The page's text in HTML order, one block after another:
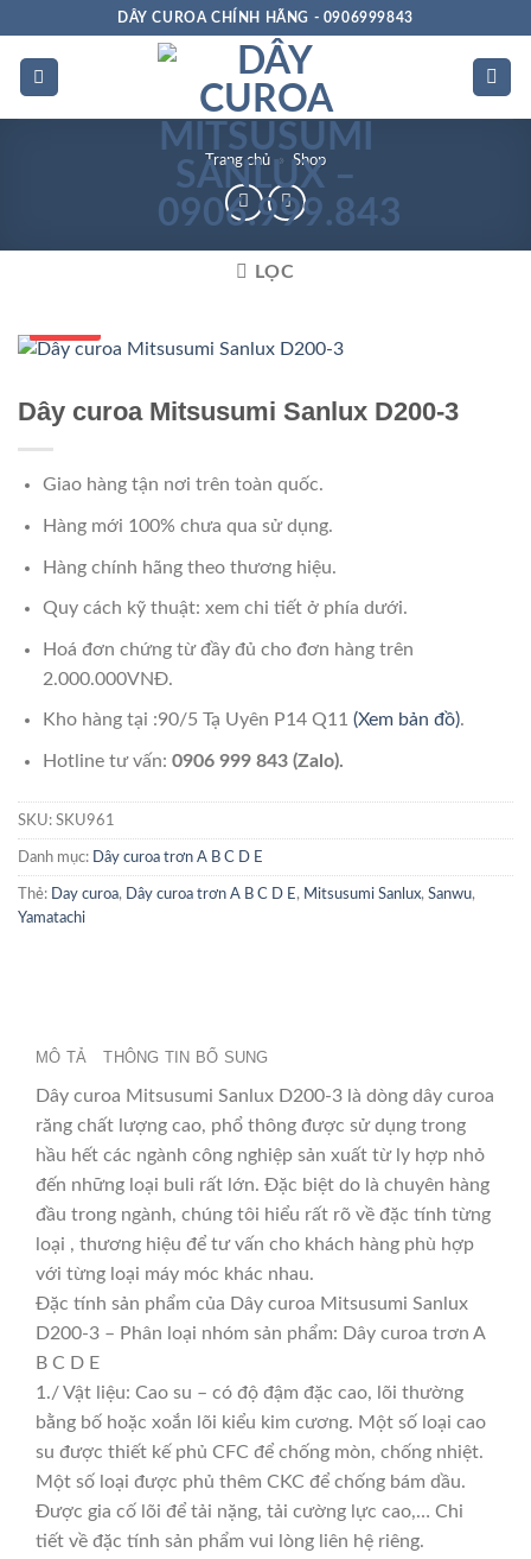
dung
DÂY CUROA CHÍNH HÃNG - 0906999843
Trang chủ » Shop
LỌC
Dây curoa Mitsusumi Sanlux D200-3
Giao hàng tận nơi trên toàn quốc.
Hàng mới 100% chưa qua sử dụng.
Hàng chính hãng theo thương hiệu.
Quy cách kỹ thuật: xem chi tiết ở phía dưới.
Hoá đơn chứng từ đầy đủ cho đơn hàng trên
2.000.000VNĐ.
Kho hàng tại :90/5 Tạ Uyên P14 Q11 (Xem bản đồ).
Hotline tư vấn: 0906 999 843 (Zalo).
SKU: SKU961
Danh mục: Dây curoa trơn A B C D E
Thẻ: Day curoa, Dây curoa trơn A B C D E , Mitsusumi Sanlux, Sanwu,
Yamatachi
MÔ TẢ THÔNG TIN BỔ SUNG
Dây curoa Mitsusumi Sanlux D200-3 là dòng dây curoa
răng chất lượng cao, phổ thông được sử dụng trong
hầu hết các ngành công nghiệp sản xuất từ ly hợp nhỏ
đến những loại buli rất lớn. Đặc biệt do là chuyên hàng
đầu trong ngành, chúng tôi hiểu rất rõ về đặc tính từng
loại , thương hiệu để tư vấn cho khách hàng phù hợp
với từng loại máy móc khác nhau.
Đặc tính sản phẩm của Dây curoa Mitsusumi Sanlux
D200-3 – Phân loại nhóm sản phẩm: Dây curoa trơn A
B C D E
1./ Vật liệu: Cao su – có độ đậm đặc cao, lõi thường
bằng bố hoặc xoắn lõi kiểu kim cương. Một số loại cao
su được thiết kế phủ CFC để chống mòn, chống nhiệt.
Một số loại được phủ thêm CKC để chống bám dầu.
Được gia cố lõi để tải nặng, tải cường lực cao,… Chi
tiết về đặc tính sản phẩm vui lòng liên hệ riêng.